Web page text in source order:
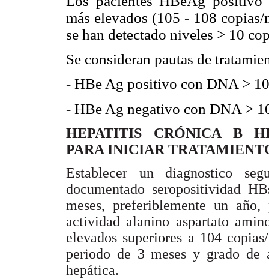
más elevados (105 - 108
se han detectado niveles > 10
Se consideran pautas de
- HBe Ag positivo con DNA >
- HBe Ag negativo con DNA >
HEPATITIS CRÓNICA B
PARA INICIAR
Establecer un diagnostico
documentado seropositividad
meses, preferiblemente un
actividad alanino aspartato
elevados superiores a 104
periodo de 3 meses y grado de
hepática.